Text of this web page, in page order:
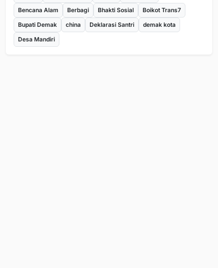
Bencana Alam
Berbagi Bhakti Sosial
Boikot Trans7
Bupati Demak
china Deklarasi Santri
demak kota
Desa Mandiri